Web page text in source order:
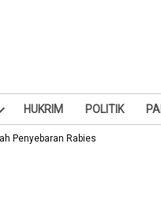
Open
dropdown
HUKRIM POLITIK
Penyebaran Rabies